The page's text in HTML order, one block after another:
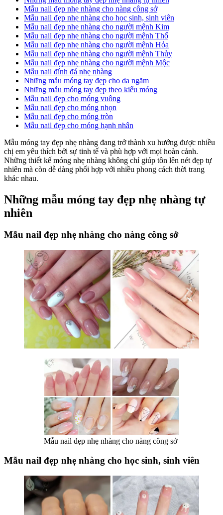
Mẫu nail đẹp nhẹ nhàng cho nàng công sở
Mẫu nail đẹp nhẹ nhàng cho học sinh, sinh viên
Mẫu nail đẹp nhẹ nhàng cho người mệnh Kim
Mẫu nail đẹp nhẹ nhàng cho người mệnh Thổ
Mẫu nail đẹp nhẹ nhàng cho người mệnh Hỏa
Mẫu nail đẹp nhẹ nhàng cho người mệnh Thủy
Mẫu nail đẹp nhẹ nhàng cho người mệnh Mộc
Mẫu nail đính đá nhẹ nhàng
Những mẫu móng tay đẹp cho da ngăm
Những mẫu móng tay đẹp theo kiểu móng
Mẫu nail đẹp cho móng vuông
Mẫu nail đẹp cho móng nhọn
Mẫu nail đẹp cho móng tròn
Mẫu nail đẹp cho móng hạnh nhân
Mẫu móng tay đẹp nhẹ nhàng đang trở thành xu hướng được nhiều
chị em yêu thích bởi sự tinh tế và phù hợp với mọi hoàn cảnh.
Những thiết kế móng nhẹ nhàng không chỉ giúp tôn lên nét đẹp tự
nhiên mà còn dễ dàng phối hợp với nhiều phong cách thời trang
khác nhau.
Những mẫu móng tay đẹp nhẹ nhàng tự
nhiên
Mẫu nail đẹp nhẹ nhàng cho nàng công sở
Mẫu nail đẹp nhẹ nhàng cho nàng công sở
Mẫu nail đẹp nhẹ nhàng cho học sinh, sinh viên